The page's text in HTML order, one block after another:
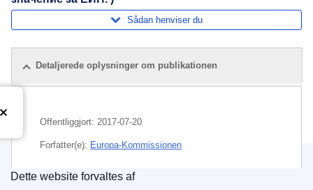
Sådan henviser du
Detaljerede oplysninger om publikationen
Offentliggjort: 2017-07-20
Forfatter(e): Europa-Kommissionen
Emne:investeringsselskab
Dette website forvaltes af